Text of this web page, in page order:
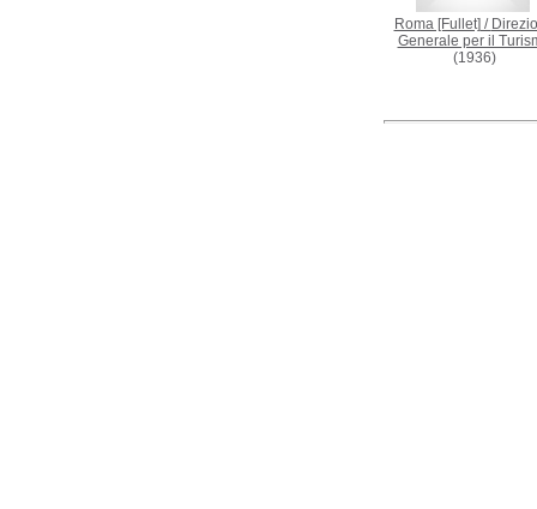
Roma [Fullet] /
Generale per il
(1936)